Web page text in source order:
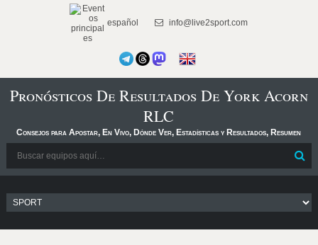
español info@live2sport.com
Pronósticos De Resultados De York Acorn
RLC
Consejos para Apostar, En Vivo, Dónde Ver, Estadísticas y Resultados, Resumen